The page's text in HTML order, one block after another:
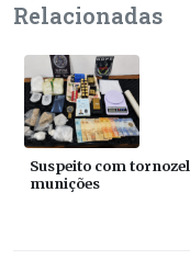
Relacionadas
Suspeito com
munições